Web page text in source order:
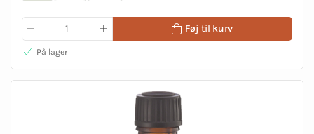
Føj til kurv
På lager